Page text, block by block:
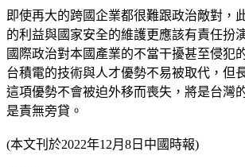
即使再大的跨國企業都很難跟政治敵對，
的利益與國家安全的維護更應該有責任扮
國際政治對本國產業的不當干擾甚至侵犯
台積電的技術與人才優勢不易被取代，但
這項優勢不會被迫外移而喪失，將是台灣
是責無旁貸。
(本文刊於2022年12月8日中國時報)